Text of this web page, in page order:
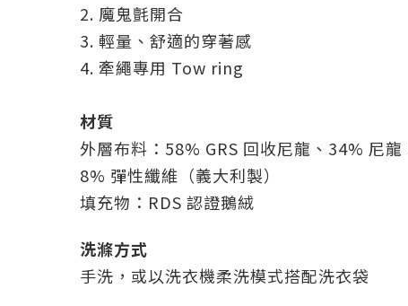
2. 魔鬼氈開合
3. 輕量、舒適的穿著感
4. 牽繩專用 Tow ring
材質
外層布料：58% GRS 回收尼龍、34% 尼龍
8% 彈性纖維（義大利製）
填充物：RDS 認證鵝絨
洗滌方式
手洗，或以洗衣機柔洗模式搭配洗衣袋